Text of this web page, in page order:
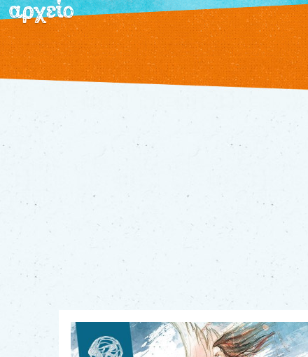
αρχείο